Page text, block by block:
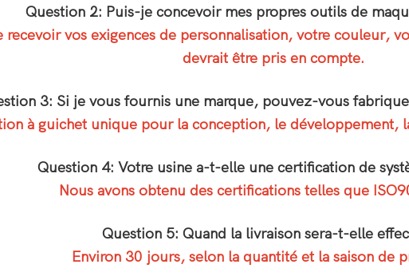
Question 2: Puis-je concevoir mes propres outils de
recevoir vos exigences de personnalisation, votre couleur,
devrait être pris en compte.
3: Si je vous fournis une marque, pouvez-vous
à guichet unique pour la conception, le développement,
Question 4: Votre usine a-t-elle une certification de
Nous avons obtenu des certifications telles que
Question 5: Quand la livraison sera-t-elle
Environ 30 jours, selon la quantité et la saison de